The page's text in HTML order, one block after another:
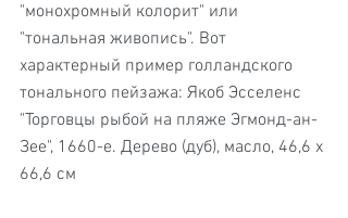
"монохромный колорит" или
"тональная живопись". Вот
характерный пример голландского
тонального пейзажа: Якоб Эсселенс
"Торговцы рыбой на пляже Эгмонд-ан-
Зее", 1660-е. Дерево (дуб), масло, 46,6 х
66,6 см